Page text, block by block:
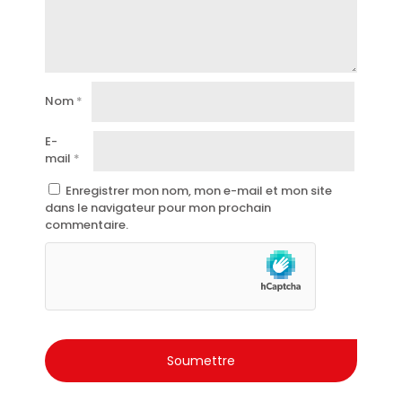
Nom *
E-
mail *
Enregistrer mon nom, mon e-mail et mon site
dans le navigateur pour mon prochain
commentaire.